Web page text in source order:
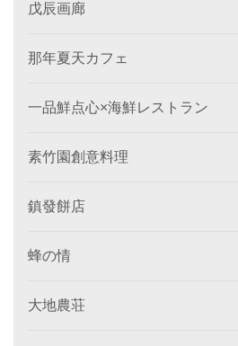
戊辰画廊
那年夏天カフェ
一品鮮点心×海鮮レストラン
素竹園創意料理
鎮發餅店
蜂の情
大地農荘